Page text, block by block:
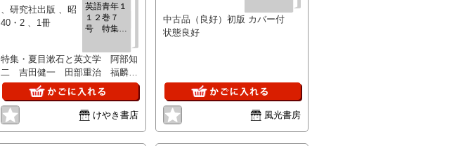
英語青年１
１２巻７
号 特集・
英文学 阿
部知二 吉
田健一 田
部重治 福
麟 対談／
、研究社出版 、昭
40・2 、1冊
特集・夏目漱石と英文学 阿部知
二 吉田健一 田部重治 福麟
対談／庄野・福麟 研究社出版
【状態に関する注意】けやき書店
の掲載品は全て、状態に関わらず
「中古品（並）」と表示されてい
けやき書店
中古品（良好）初版 カバー付
状態良好
風光書房